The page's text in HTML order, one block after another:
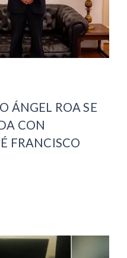
ÁNGEL ROA SE
CON
FRANCISCO